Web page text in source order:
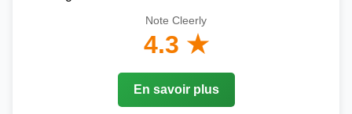
Note Cleerly
4.3 ★
En savoir plus